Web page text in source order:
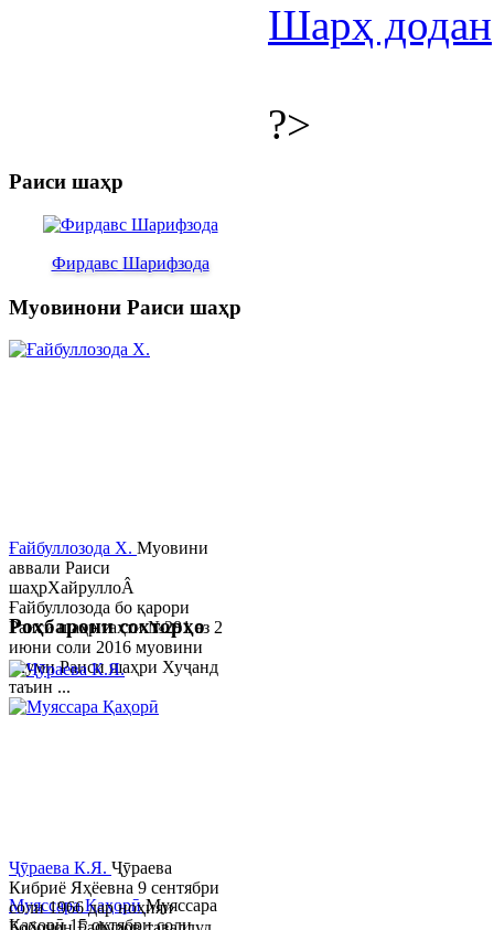
Шарҳ додан
?>
Раиси шаҳр
Фирдавс Шарифзода
Муовинони Раиси шаҳр
Ғайбуллозода Х. Муовини
аввали Раиси
шаҳрХайруллоÂ
Ғайбуллозода бо қарори
Раиси шаҳр таҳти №281 аз 2
июни соли 2016 муовини
якуми Раиси шаҳри Хуҷанд
таъин ...
Муяссара ҚаҳорӣМуяссара
Қаҳорӣ 15 октябри соли
Роҳбарони сохторҳо
Ҷӯраева К.Я. Ҷӯраева
Кибриё Яҳёевна 9 сентябри
соли 1966 дар ноҳияи